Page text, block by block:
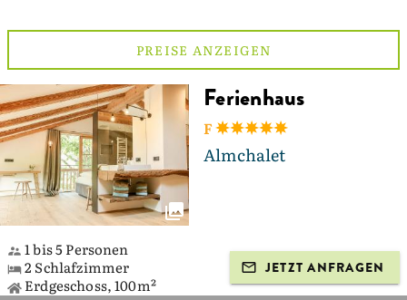
PREISE ANZEIGEN
Ferienhaus
F
Almchalet
1 bis 5 Personen
2 Schlafzimmer
Erdgeschoss, 100m²
JETZT ANFRAGEN